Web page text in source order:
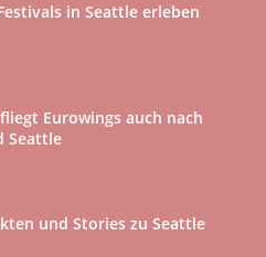
in Seattle erleben
Eurowings auch nach
Seattle
und Stories zu Seattle